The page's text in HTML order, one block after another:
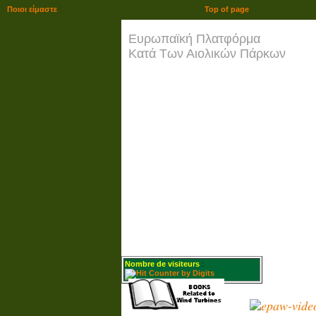
Ευρωπαϊκή Πλατφόρμα
Κατά Των Αιολικών Πάρκων
Nombre de visiteurs :
Top of page
Ποιοι είμαστε